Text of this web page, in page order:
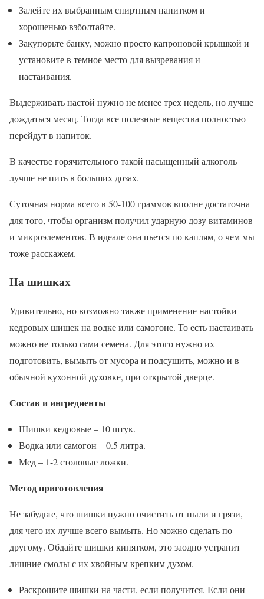
Залейте их выбранным спиртным напитком и
хорошенько взболтайте.
Закупорьте банку, можно просто капроновой крышкой и
установите в темное место для вызревания и
настаивания.
Выдерживать настой нужно не менее трех недель, но лучше
дождаться месяц. Тогда все полезные вещества полностью
перейдут в напиток.
В качестве горячительного такой насыщенный алкоголь
лучше не пить в больших дозах.
Суточная норма всего в 50-100 граммов вполне достаточна
для того, чтобы организм получил ударную дозу витаминов
и микроэлементов. В идеале она пьется по каплям, о чем мы
тоже расскажем.
На шишках
Удивительно, но возможно также применение настойки
кедровых шишек на водке или самогоне. То есть настаивать
можно не только сами семена. Для этого нужно их
подготовить, вымыть от мусора и подсушить, можно и в
обычной кухонной духовке, при открытой дверце.
Состав и ингредиенты
Шишки кедровые – 10 штук.
Водка или самогон – 0.5 литра.
Мед – 1-2 столовые ложки.
Метод приготовления
Не забудьте, что шишки нужно очистить от пыли и грязи,
для чего их лучше всего вымыть. Но можно сделать по-
другому. Обдайте шишки кипятком, это заодно устранит
лишние смолы с их хвойным крепким духом.
Раскрошите шишки на части, если получится. Если они